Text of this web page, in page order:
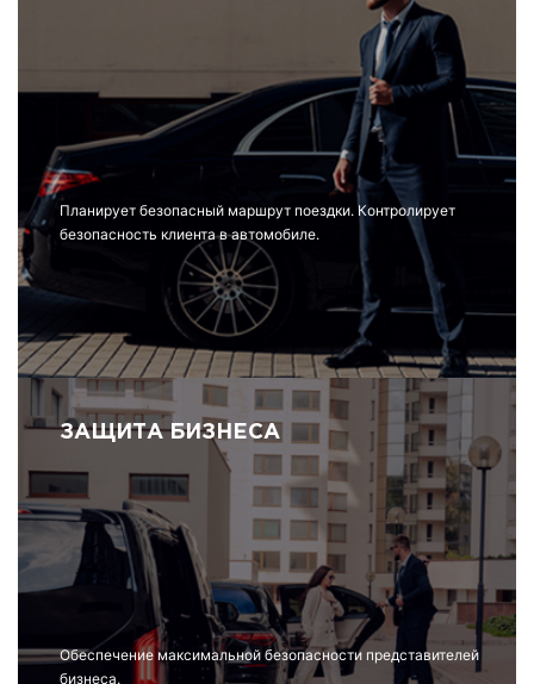
Планирует безопасный маршрут поездки. Контролирует
безопасность клиента в автомобиле.
ЗАЩИТА БИЗНЕСА
Обеспечение максимальной безопасности представителей
бизнеса.